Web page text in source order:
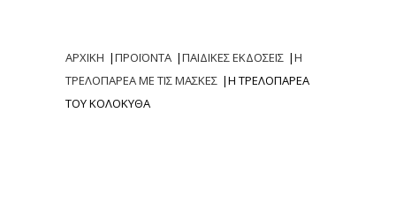
ΑΡΧΙΚΗ |ΠΡΟΪΟΝΤΑ |ΠΑΙΔΙΚΕΣ ΕΚΔΟΣΕΙΣ |Η
ΤΡΕΛΟΠΑΡΕΑ ΜΕ ΤΙΣ ΜΑΣΚΕΣ |Η ΤΡΕΛΟΠΑΡΕΑ
ΤΟΥ ΚΟΛΟΚΥΘΑ